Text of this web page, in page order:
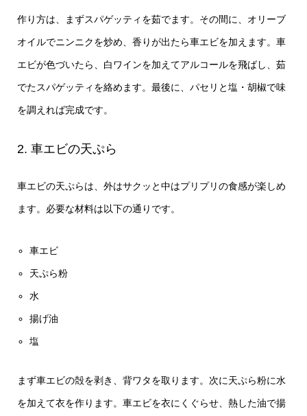
作り方は、まずスパゲッティを茹でます。その間に、オリーブ
オイルでニンニクを炒め、香りが出たら車エビを加えます。車
エビが色づいたら、白ワインを加えてアルコールを飛ばし、茹
でたスパゲッティを絡めます。最後に、パセリと塩・胡椒で味
を調えれば完成です。
2. 車エビの天ぷら
車エビの天ぷらは、外はサクッと中はプリプリの食感が楽しめ
ます。必要な材料は以下の通りです。
車エビ
天ぷら粉
水
揚げ油
塩
まず車エビの殻を剥き、背ワタを取ります。次に天ぷら粉に水
を加えて衣を作ります。車エビを衣にくぐらせ、熱した油で揚